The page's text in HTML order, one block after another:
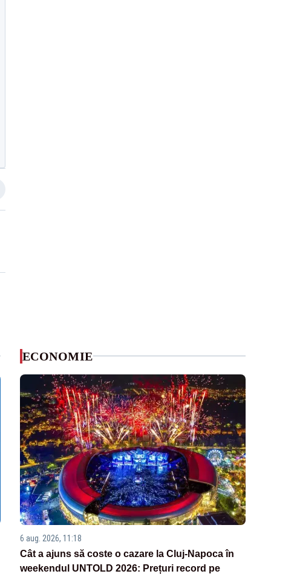
ECONOMIE
6 aug. 2026, 11:18
Cât a ajuns să coste o cazare la Cluj-Napoca în
weekendul UNTOLD 2026: Prețuri record pe